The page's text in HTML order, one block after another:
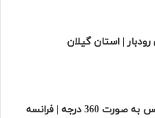
| استان گیلان
360 درجه | فرانسه